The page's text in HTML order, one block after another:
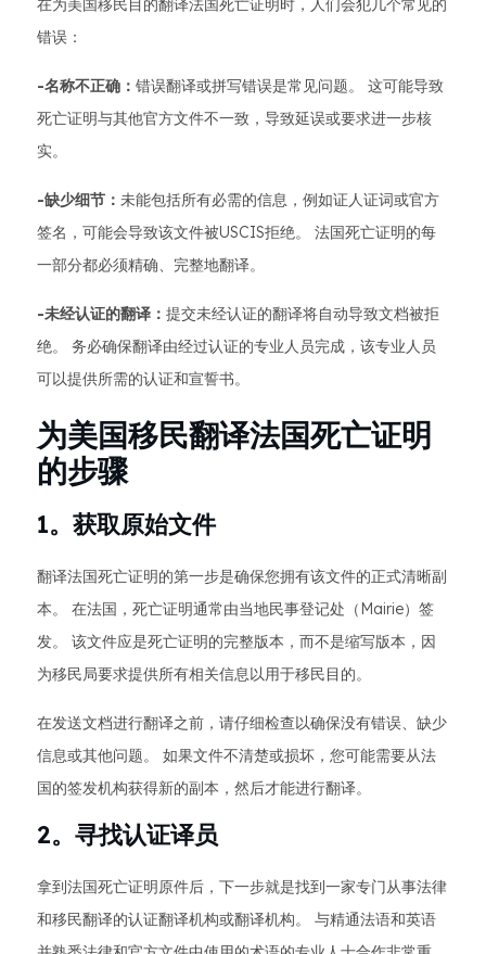
在为美国移民目的翻译法国死亡证明时，人们会犯几个常见的
错误：
-名称不正确： 错误翻译或拼写错误是常见问题。 这可能导致
死亡证明与其他官方文件不一致，导致延误或要求进一步核
实。
-缺少细节： 未能包括所有必需的信息，例如证人证词或官方
签名，可能会导致该文件被USCIS拒绝。 法国死亡证明的每
一部分都必须精确、完整地翻译。
-未经认证的翻译： 提交未经认证的翻译将自动导致文档被拒
绝。 务必确保翻译由经过认证的专业人员完成，该专业人员
可以提供所需的认证和宣誓书。
为美国移民翻译法国死亡证明
的步骤
1。获取原始文件
翻译法国死亡证明的第一步是确保您拥有该文件的正式清晰副
本。 在法国，死亡证明通常由当地民事登记处（Mairie）签
发。 该文件应是死亡证明的完整版本，而不是缩写版本，因
为移民局要求提供所有相关信息以用于移民目的。
在发送文档进行翻译之前，请仔细检查以确保没有错误、缺少
信息或其他问题。 如果文件不清楚或损坏，您可能需要从法
国的签发机构获得新的副本，然后才能进行翻译。
2。寻找认证译员
拿到法国死亡证明原件后，下一步就是找到一家专门从事法律
和移民翻译的认证翻译机构或翻译机构。 与精通法语和英语